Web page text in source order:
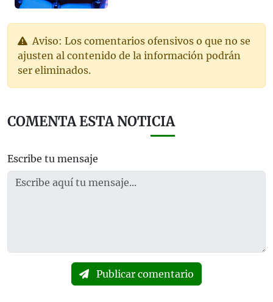
Aviso: Los comentarios ofensivos o que no se
ajusten al contenido de la información podrán
ser eliminados.
COMENTA ESTA NOTICIA
Escribe tu mensaje
Publicar comentario